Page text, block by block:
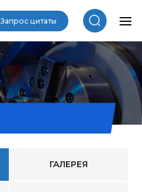
Запрос цитаты
ГАЛЕРЕЯ